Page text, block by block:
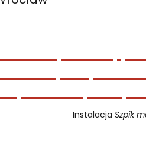
Instalacja Szpik